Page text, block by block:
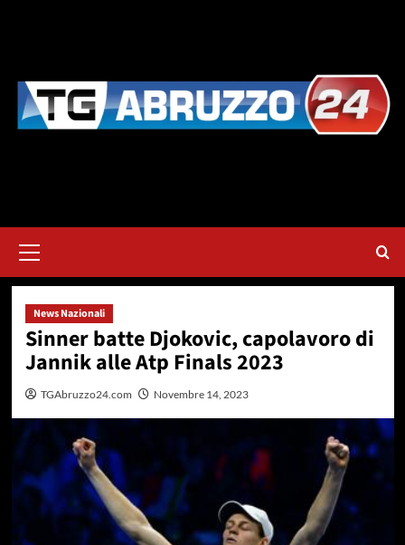
principale
News Nazionali
Sinner batte Djokovic, capolavoro di
Jannik alle Atp Finals 2023
TGAbruzzo24.com Novembre 14, 2023